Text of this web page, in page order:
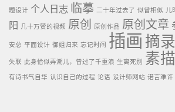
题设计 个人日志 临摹 二十年过去了 似曾相似 儿
阳
几十万赞的视频 原创 原创作品 原创文章
安总 平面设计 御姐归来 忘记时间 插画 摘录
失联 此身恰似弄潮儿，曾过了千重浪 生离死别 素描
有诗书气自华 认识自己的过程 论语 设计师网站 诺言难许